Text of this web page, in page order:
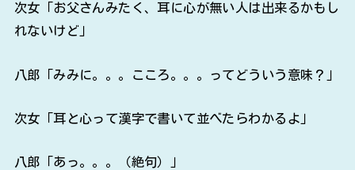
次女「お父さんみたく、耳に心が無い人は出来るかもし
れないけど」
八郎「みみに。。。こころ。。。ってどういう意味？」
次女「耳と心って漢字で書いて並べたらわかるよ」
八郎「あっ。。。（絶句）」